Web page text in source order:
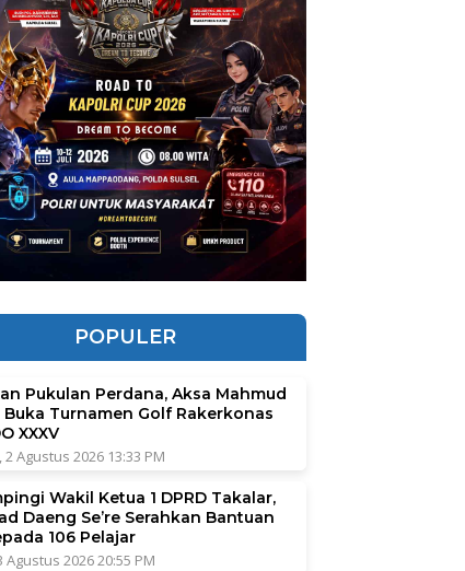
POPULER
Pukulan Perdana, Aksa Mahmud
Buka Turnamen Golf Rakerkonas
XXXV
2 Agustus 2026 13:33 PM
Wakil Ketua 1 DPRD Takalar,
Daeng Se’re Serahkan Bantuan
106 Pelajar
Agustus 2026 20:55 PM